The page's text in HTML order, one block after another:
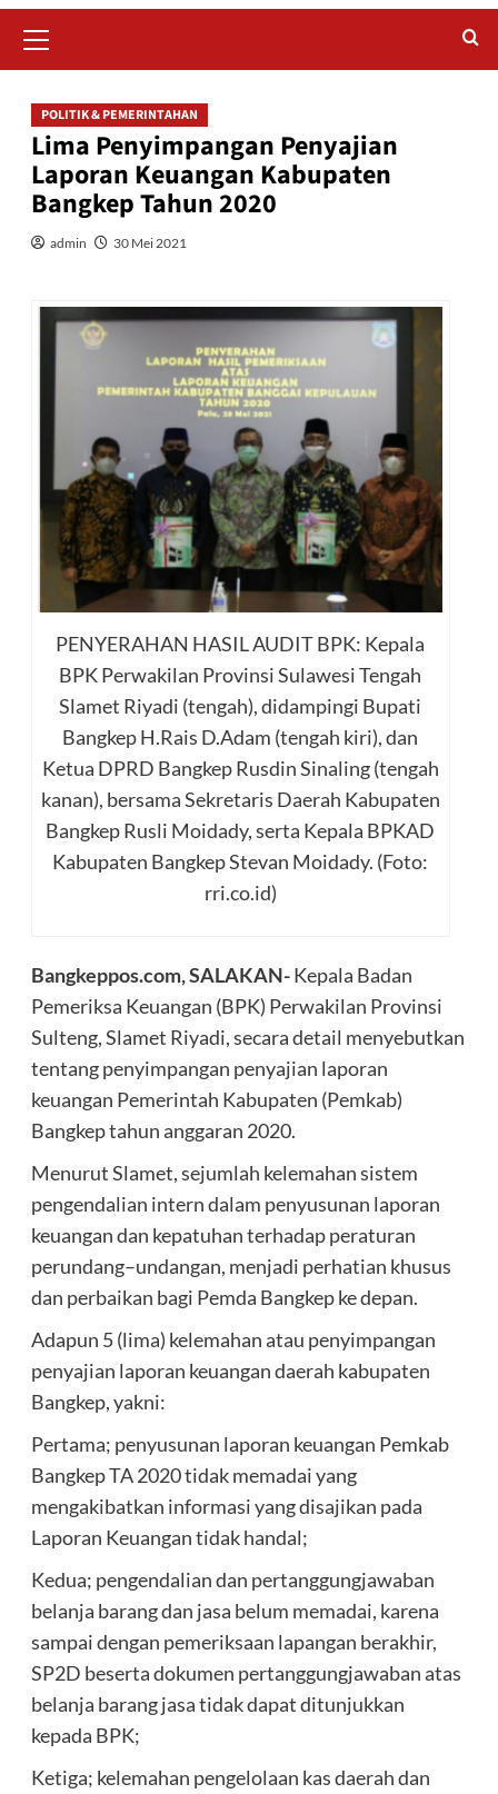
Menu
POLITIK & PEMERINTAHAN
Lima Penyimpangan Penyajian
Laporan Keuangan Kabupaten
Bangkep Tahun 2020
admin 30 Mei 2021
PENYERAHAN HASIL AUDIT BPK: Kepala
BPK Perwakilan Provinsi Sulawesi Tengah
Slamet Riyadi (tengah), didampingi Bupati
Bangkep H.Rais D.Adam (tengah kiri), dan
Ketua DPRD Bangkep Rusdin Sinaling (tengah
kanan), bersama Sekretaris Daerah Kabupaten
Bangkep Rusli Moidady, serta Kepala BPKAD
Kabupaten Bangkep Stevan Moidady. (Foto:
rri.co.id)
Bangkeppos.com, SALAKAN-Kepala Badan
Pemeriksa Keuangan (BPK) Perwakilan Provinsi
Sulteng, Slamet Riyadi, secara detail menyebutkan
tentang penyimpangan penyajian laporan
keuangan Pemerintah Kabupaten (Pemkab)
Bangkep tahun anggaran 2020.
Menurut Slamet, sejumlah kelemahan sistem
pengendalian intern dalam penyusunan laporan
keuangan dan kepatuhan terhadap peraturan
perundang–undangan, menjadi perhatian khusus
dan perbaikan bagi Pemda Bangkep ke depan.
Adapun 5 (lima) kelemahan atau penyimpangan
penyajian laporan keuangan daerah kabupaten
Bangkep, yakni:
Pertama; penyusunan laporan keuangan Pemkab
Bangkep TA 2020 tidak memadai yang
mengakibatkan informasi yang disajikan pada
Laporan Keuangan tidak handal;
Kedua; pengendalian dan pertanggungjawaban
belanja barang dan jasa belum memadai, karena
sampai dengan pemeriksaan lapangan berakhir,
SP2D beserta dokumen pertanggungjawaban atas
belanja barang jasa tidak dapat ditunjukkan
kepada BPK;
Ketiga; kelemahan pengelolaan kas daerah dan